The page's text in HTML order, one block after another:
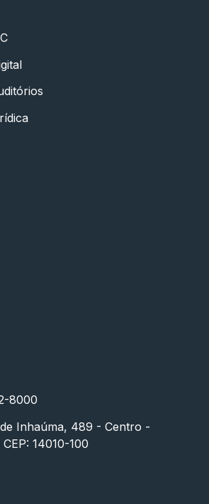
8000
Inhaúma, 489 - Centro -
14010-100